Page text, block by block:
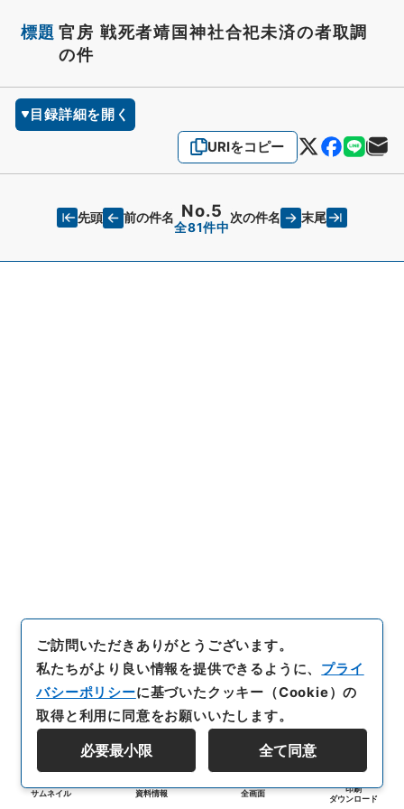
標題 官房 戦死者靖国神社合祀未済の者取調
の件
目録詳細を開く
URIをコピー
先頭 前の件名 No.5
全81件中
次の件名 末尾
サムネイル 資料情報 全画面
印刷
ダウンロード
ご訪問いただきありがとうございます。
私たちがより良い情報を提供できるように、 プライ
バシーポリシーに基づいたクッキー（Cookie）の
取得と利用に同意をお願いいたします。
必要最小限 全て同意